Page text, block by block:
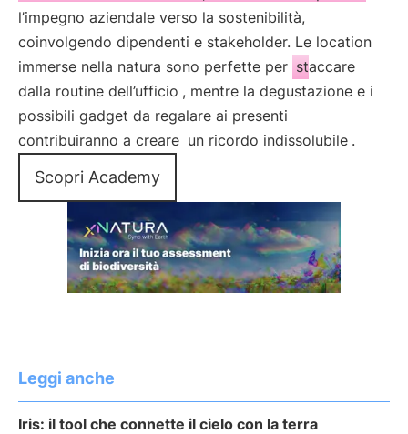
l’impegno aziendale verso la sostenibilità,
coinvolgendo dipendenti e stakeholder. Le location
immerse nella natura sono perfette per staccare
dalla routine dell’ufficio , mentre la degustazione e i
possibili gadget da regalare ai presenti
contribuiranno a creare un ricordo indissolubile .
Scopri Academy
Leggi anche
Iris: il tool che connette il cielo con la terra